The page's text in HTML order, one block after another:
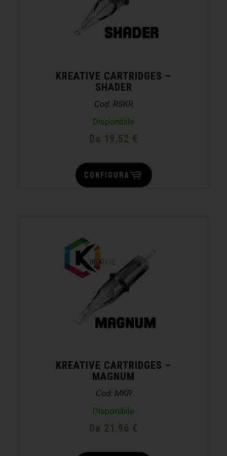
KREATIVE CARTRIDGES –
SHADER
Cod. RSKR
Disponibile
Da 19.52 €
CONFIGURA
KREATIVE CARTRIDGES –
MAGNUM
Cod. MKR
Disponibile
Da 21.96 €